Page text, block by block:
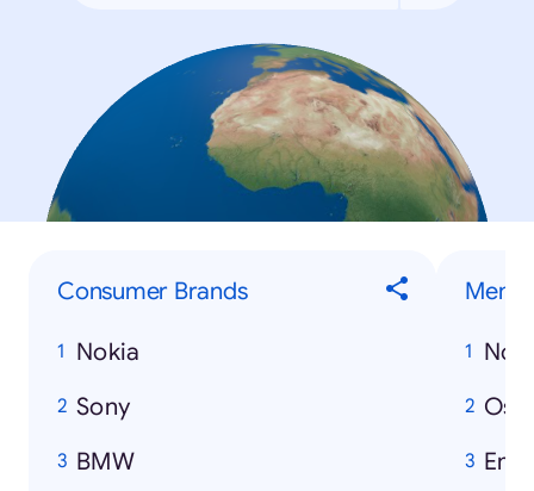
Consumer Brands
Nokia
Sony
BMW
Men